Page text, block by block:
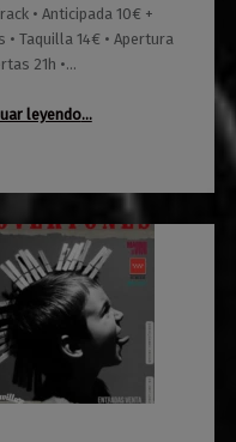
• Anticipada 10€ +
• Taquilla 14€ • Apertura
21h •…
leyendo…